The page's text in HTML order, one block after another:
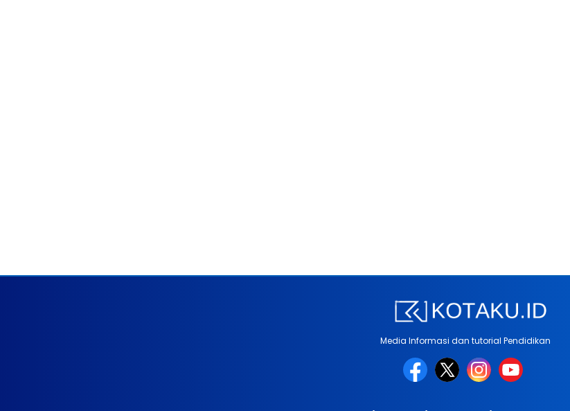
Media Informasi dan tutorial Pendidikan